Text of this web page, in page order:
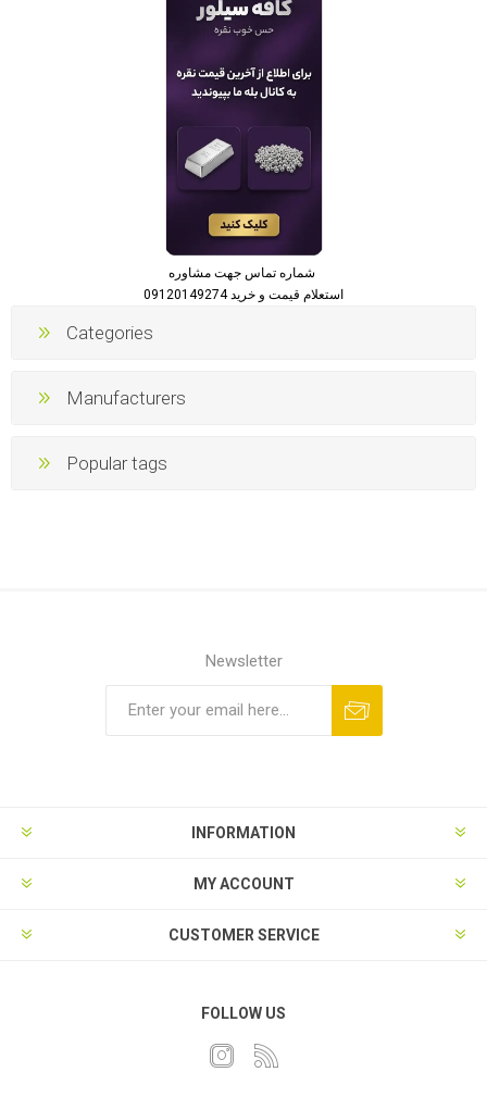
استعلام قیمت و خرید 09120149274
Categories
Manufacturers
Popular tags
Newsletter
INFORMATION
MY ACCOUNT
CUSTOMER SERVICE
FOLLOW US